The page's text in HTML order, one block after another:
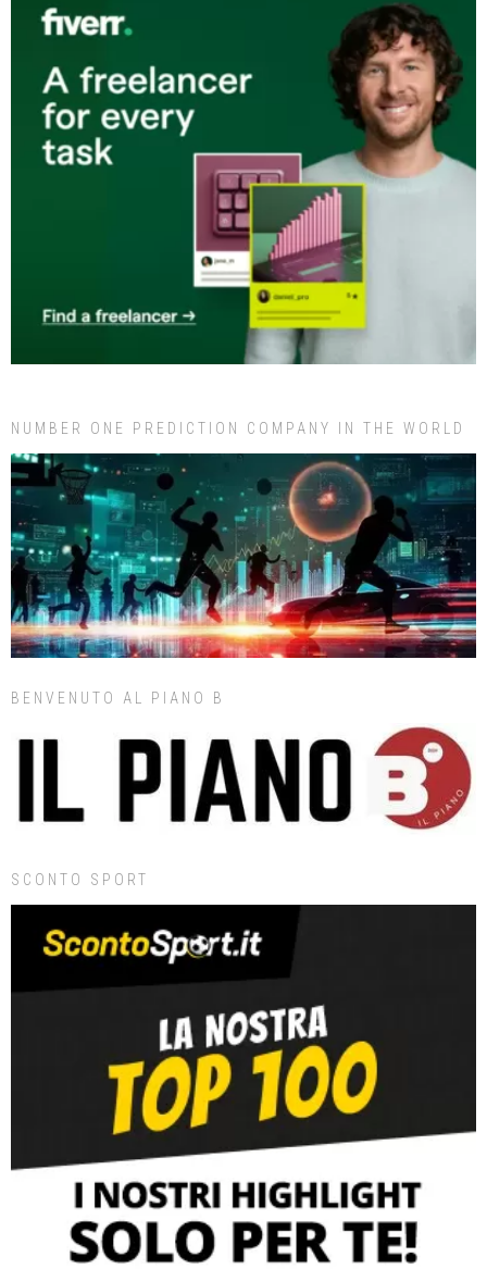
NUMBER ONE PREDICTION COMPANY IN THE WORLD
BENVENUTO AL PIANO B
SCONTO SPORT